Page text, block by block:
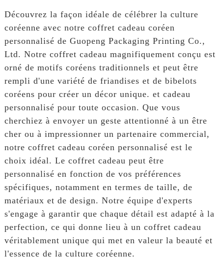
Découvrez la façon idéale de célébrer la culture
coréenne avec notre coffret cadeau coréen
personnalisé de Guopeng Packaging Printing Co.,
Ltd. Notre coffret cadeau magnifiquement conçu est
orné de motifs coréens traditionnels et peut être
rempli d'une variété de friandises et de bibelots
coréens pour créer un décor unique. et cadeau
personnalisé pour toute occasion. Que vous
cherchiez à envoyer un geste attentionné à un être
cher ou à impressionner un partenaire commercial,
notre coffret cadeau coréen personnalisé est le
choix idéal. Le coffret cadeau peut être
personnalisé en fonction de vos préférences
spécifiques, notamment en termes de taille, de
matériaux et de design. Notre équipe d'experts
s'engage à garantir que chaque détail est adapté à la
perfection, ce qui donne lieu à un coffret cadeau
véritablement unique qui met en valeur la beauté et
l'essence de la culture coréenne.